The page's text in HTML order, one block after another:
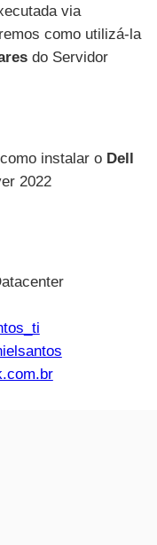
via
como utilizá-la
do Servidor
instalar o Dell
2022